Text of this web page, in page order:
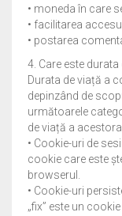
• moneda în care
• facilitarea
• postarea
4. Care este
Durata de viață a
depinzând de
următoarele
de viață a
• Cookie-uri de
cookie care este
browserul.
• Cookie-uri
„fix” este un